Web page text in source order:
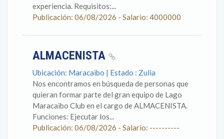
experiencia. Requisitos:...
Publicación: 06/08/2026 - Salario: 4000000
ALMACENISTA
Ubicación: Maracaibo | Estado : Zulia
Nos encontramos en búsqueda de personas que
quieran formar parte del gran equipo de Lago
Maracaibo Club en el cargo de ALMACENISTA.
Funciones: Ejecutar los...
Publicación: 06/08/2026 - Salario: ----------